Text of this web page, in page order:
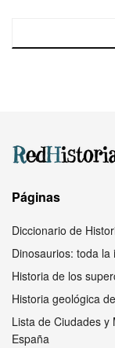
Páginas
Diccionario de
Dinosaurios: toda
Historia de los
Historia geológica
Lista de Ciudades y
España